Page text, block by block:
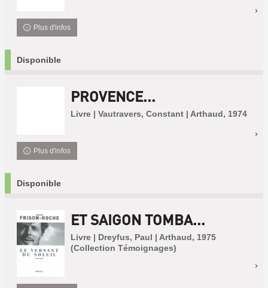
Plus d'infos
Disponible
PROVENCE...
Livre | Vautravers, Constant | Arthaud, 1974
Plus d'infos
Disponible
ET SAIGON TOMBA...
Livre | Dreyfus, Paul | Arthaud, 1975
(Collection Témoignages)